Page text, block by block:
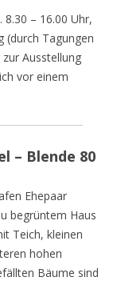
– 16.00 Uhr,
(durch Tagungen
Ausstellung
vor einem
– Blende 80
Ehepaar
begrüntem Haus
Teich, kleinen
hohen
Bäume sind